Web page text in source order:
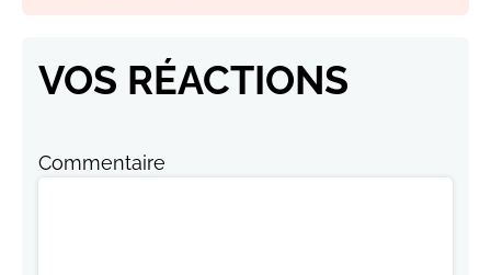
VOS RÉACTIONS
Commentaire